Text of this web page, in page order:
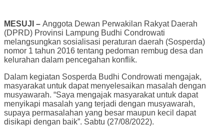
MESUJI – Anggota Dewan Perwakilan Rakyat Daerah
(DPRD) Provinsi Lampung Budhi Condrowati
melangsungkan sosialisasi peraturan daerah (Sosperda)
nomor 1 tahun 2016 tentang pedoman rembug desa dan
kelurahan dalam pencegahan konflik.
Dalam kegiatan Sosperda Budhi Condrowati mengajak,
masyarakat untuk dapat menyelesaikan masalah dengan
musyawarah. “Saya mengajak masyarakat untuk dapat
menyikapi masalah yang terjadi dengan musyawarah,
supaya permasalahan yang besar maupun kecil dapat
disikapi dengan baik”. Sabtu (27/08/2022).